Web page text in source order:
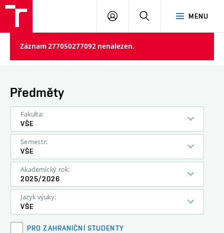
MENU
PŘIHLÁSIT
Záznam 277050277092 nenalezen.
Předměty
Fakulta:
VŠE
Semestr:
VŠE
Akademický rok:
2025/2026
Jazyk výuky:
VŠE
PRO ZAHRANIČNÍ STUDENTY